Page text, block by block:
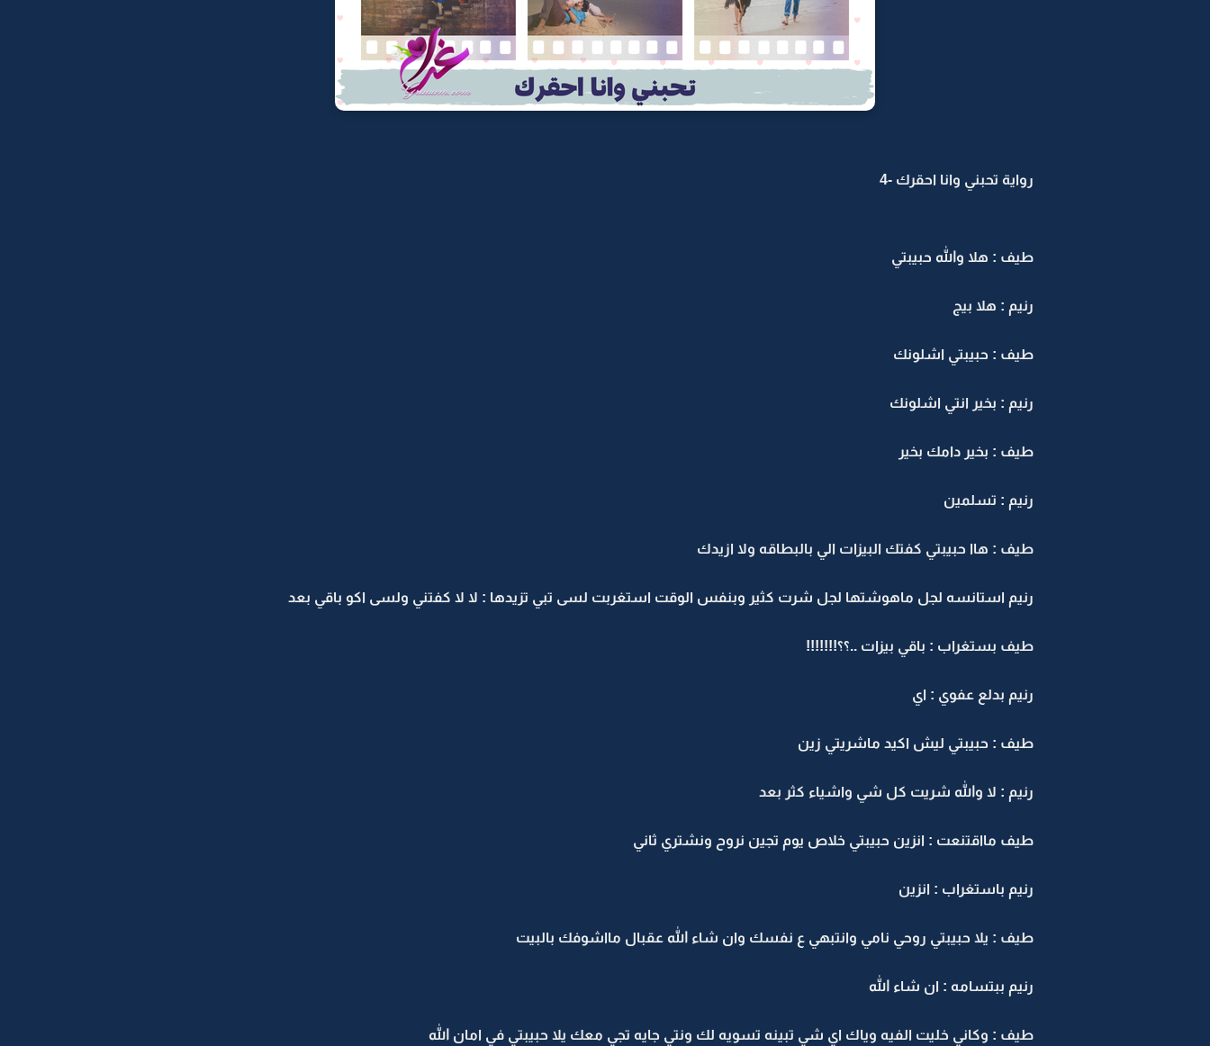
رواية تحبني وانا احقرك -4
طيف : هلا والله حبيبتي
رنيم : هلا بيج
طيف : حبيبتي اشلونك
رنيم : بخير انتي اشلونك
طيف : بخير دامك بخير
رنيم : تسلمين
طيف : هاا حبيبتي كفتك البيزات الي بالبطاقه ولا ازيدك
رنيم استانسه لجل ماهوشتها لجل شرت كثير وبنفس الوقت استغربت لسى تبي تزيدها : لا لا كفتني ولسى اكو باقي بعد
طيف بستغراب : باقي بيزات ..؟؟!!!!!!!
رنيم بدلع عفوي : اي
طيف : حبيبتي ليش اكيد ماشريتي زين
رنيم : لا والله شريت كل شي واشياء كثر بعد
طيف مااقتنعت : انزين حبيبتي خلاص يوم تجين نروح ونشتري ثاني
رنيم باستغراب : انزين
طيف : يلا حبيبتي روحي نامي وانتبهي ع نفسك وان شاء الله عقبال مااشوفك بالبيت
رنيم ببتسامه : ان شاء الله
طيف : وكاني خليت الفيه وياك اي شي تبينه تسويه لك ونتي جايه تجي معك يلا حبيبتي في امان الله